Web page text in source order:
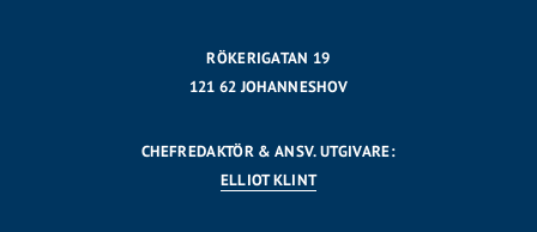
RÖKERIGATAN 19
121 62 JOHANNESHOV
CHEFREDAKTÖR & ANSV. UTGIVARE:
ELLIOT KLINT